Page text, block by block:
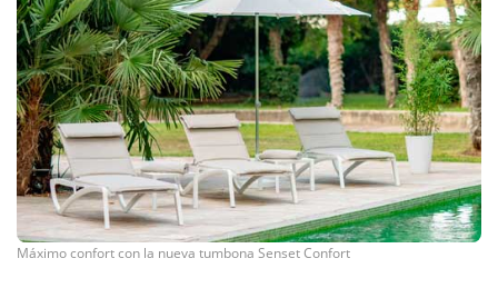
Máximo confort con la nueva tumbona Senset Confort